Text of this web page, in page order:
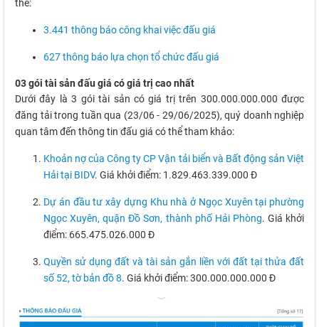
thể:
3.441 thông báo công khai việc đấu giá
627 thông báo lựa chọn tổ chức đấu giá
03 gói tài sản đấu giá có giá trị cao nhất
Dưới đây là 3 gói tài sản có giá trị trên 300.000.000.000 được
đăng tải trong tuần qua (23/06 - 29/06/2025), quý doanh nghiệp
quan tâm đến thông tin đấu giá có thể tham khảo:
Khoản nợ của Công ty CP Vận tải biển và Bất động sản Việt
Hải tại BIDV. Giá khởi điểm: 1.829.463.339.000 Đ
Dự án đầu tư xây dựng Khu nhà ở Ngọc Xuyên tại phường
Ngọc Xuyên, quận Đồ Sơn, thành phố Hải Phòng. Giá khởi
điểm: 665.475.026.000 Đ
Quyền sử dụng đất và tài sản gắn liền với đất tại thửa đất
số 52, tờ bản đồ 8. Giá khởi điểm: 300.000.000.000 Đ